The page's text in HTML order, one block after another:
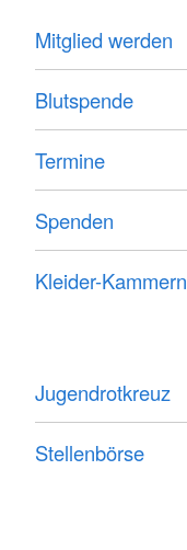
Mitglied werden
Blutspende
Termine
Spenden
Kleider-Kammern
Jugendrotkreuz
Stellenbörse